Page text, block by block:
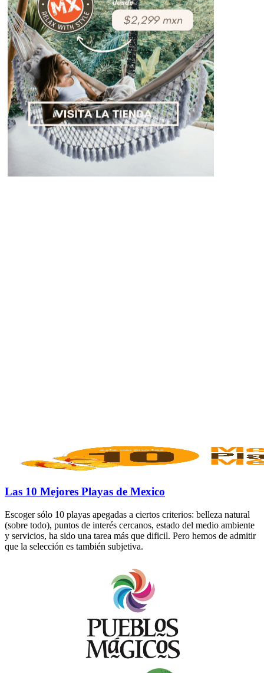
Las 10 Mejores Playas de Mexico
Escoger sólo 10 playas apegadas a ciertos criterios: belleza natural
(sobre todo), puntos de interés cercanos, estado del medio ambiente
y servicios, ha sido una tarea más que dificil. Pero hemos de admitir
que la selección es también subjetiva.